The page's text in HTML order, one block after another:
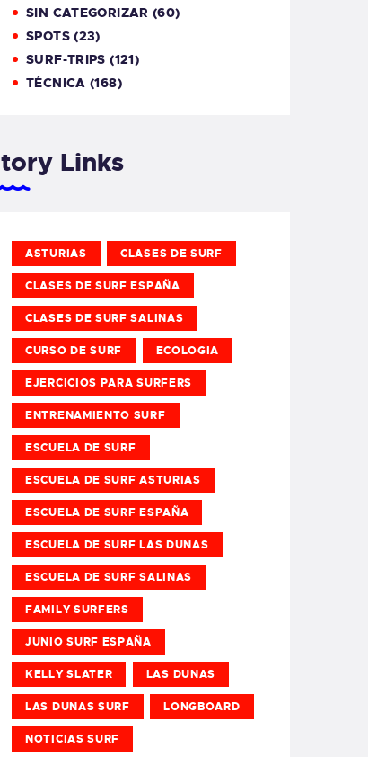
SIN CATEGORIZAR (60)
SPOTS(23)
SURF-TRIPS (121)
TÉCNICA (168)
Links
ASTURIAS CLASES DE SURF
CLASES DE SURF ESPAÑA
CLASES DE SURF SALINAS
CURSO DE SURF ECOLOGIA
EJERCICIOS PARA SURFERS
ENTRENAMIENTO SURF
ESCUELA DE SURF
ESCUELA DE SURF ASTURIAS
ESCUELA DE SURF ESPAÑA
ESCUELA DE SURF LAS DUNAS
ESCUELA DE SURF SALINAS
FAMILY SURFERS
JUNIO SURF ESPAÑA
KELLY SLATER LAS DUNAS
LAS DUNAS SURF LONGBOARD
NOTICIAS SURF